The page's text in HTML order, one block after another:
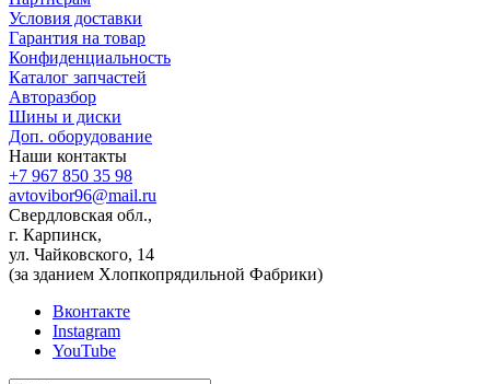
Условия доставки
Гарантия на товар
Конфиденциальность
Каталог запчастей
Авторазбор
Шины и диски
Доп. оборудование
Наши контакты
+7 967 850 35 98
avtovibor96@mail.ru
Свердловская обл.,
г. Карпинск,
ул. Чайковского, 14
(за зданием Хлопкопрядильной Фабрики)
Вконтакте
Instagram
YouTube